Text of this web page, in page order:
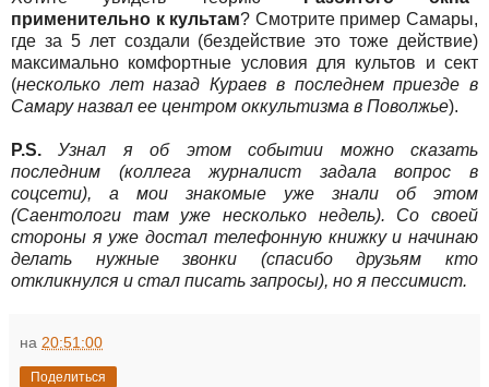
применительно к культам? Смотрите пример Самары,
где за 5 лет создали (бездействие это тоже действие)
максимально комфортные условия для культов и сект
(несколько лет назад Кураев в последнем приезде в
Самару назвал ее центром оккультизма в Поволжье).
P.S.Узнал я об этом событии можно сказать
последним (коллега журналист задала вопрос в
соцсети), а мои знакомые уже знали об этом
(Саентологи там уже несколько недель). Со своей
стороны я уже достал телефонную книжку и начинаю
делать нужные звонки (спасибо друзьям кто
откликнулся и стал писать запросы), но я пессимист.
на 20:51:00
Поделиться